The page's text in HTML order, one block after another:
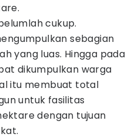
cukup.
sebagian
yang luas. Hingga pada
dikumpulkan warga
itu membuat total
untuk fasilitas
dengan tujuan